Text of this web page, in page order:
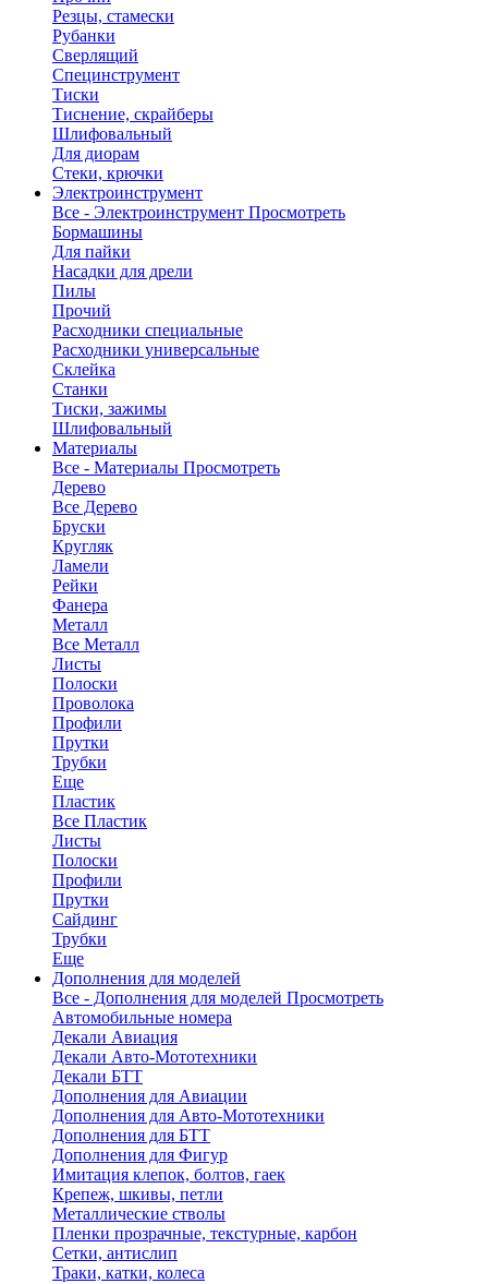
Резцы, стамески
Рубанки
Сверлящий
Специнструмент
Тиски
Тиснение, скрайберы
Шлифовальный
Для диорам
Стеки, крючки
Электроинструмент
Все - Электроинструмент Просмотреть
Бормашины
Для пайки
Насадки для дрели
Пилы
Прочий
Расходники специальные
Расходники универсальные
Склейка
Станки
Тиски, зажимы
Шлифовальный
Материалы
Все - Материалы Просмотреть
Дерево
Все Дерево
Бруски
Кругляк
Ламели
Рейки
Фанера
Металл
Все Металл
Листы
Полоски
Проволока
Профили
Прутки
Трубки
Еще
Пластик
Все Пластик
Листы
Полоски
Профили
Прутки
Сайдинг
Трубки
Еще
Дополнения для моделей
Все - Дополнения для моделей Просмотреть
Автомобильные номера
Декали Авиация
Декали Авто-Мототехники
Декали БТТ
Дополнения для Авиации
Дополнения для Авто-Мототехники
Дополнения для БТТ
Дополнения для Фигур
Имитация клепок, болтов, гаек
Крепеж, шкивы, петли
Металлические стволы
Пленки прозрачные, текстурные, карбон
Сетки, антислип
Траки, катки, колеса